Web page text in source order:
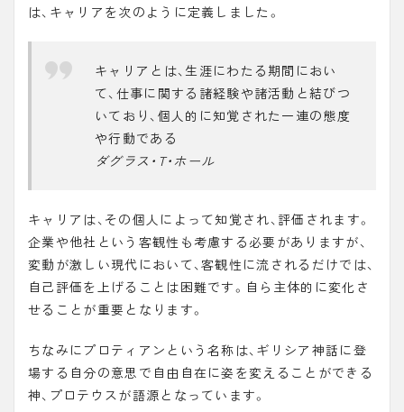
は、キャリアを次のように定義しました。
キャリアとは、生涯にわたる期間におい
て、仕事に関する諸経験や諸活動と結びつ
いており、個人的に知覚された一連の態度
や行動である
ダグラス・T・ホール
キャリアは、その個人によって知覚され、評価されます。
企業や他社という客観性も考慮する必要がありますが、
変動が激しい現代において、客観性に流されるだけでは、
自己評価を上げることは困難です。自ら主体的に変化さ
せることが重要となります。
ちなみにプロティアンという名称は、ギリシア神話に登
場する自分の意思で自由自在に姿を変えることができる
神、プロテウスが語源となっています。